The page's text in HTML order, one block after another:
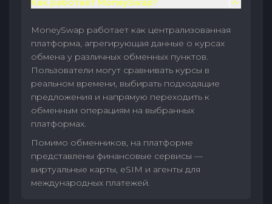
Как работает MoneySwap?
MoneySwap работает как централизованная
платформа, агрегирующая данные о курсах
обмена у различных обменных пунктов.
Пользователи могут сравнивать курсы в
реальном времени, выбирать подходящие
предложения и напрямую переходить к
обменным операциям на выбранных
платформах.
Помимо обменников, на платформе
представлены финансовые сервисы —
виртуальные карты, eSIM и агенты для
международных платежей.